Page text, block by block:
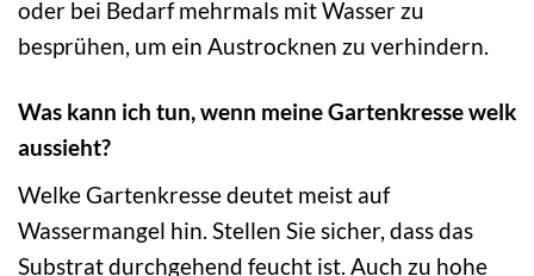
oder bei Bedarf mehrmals mit Wasser zu
besprühen, um ein Austrocknen zu verhindern.
Was kann ich tun, wenn meine Gartenkresse welk
aussieht?
Welke Gartenkresse deutet meist auf
Wassermangel hin. Stellen Sie sicher, dass das
Substrat durchgehend feucht ist. Auch zu hohe